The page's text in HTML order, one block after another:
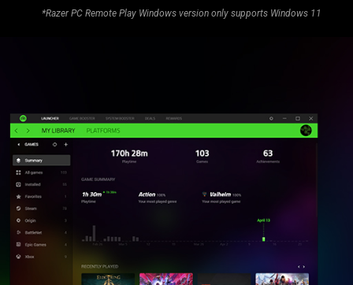
*Razer PC Remote Play Windows version only supports Windows 11